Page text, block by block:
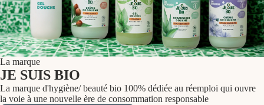
La marque
JE SUIS BIO
La marque d'hygiène/ beauté bio 100% dédiée au réemploi qui ouvre
la voie à une nouvelle ère de consommation responsable